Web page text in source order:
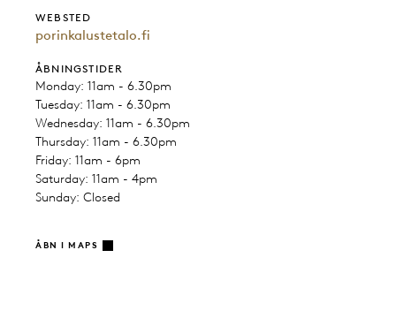
WEBSTED
porinkalustetalo.fi
ÅBNINGSTIDER
Monday: 11am - 6.30pm
Tuesday: 11am - 6.30pm
Wednesday: 11am - 6.30pm
Thursday: 11am - 6.30pm
Friday: 11am - 6pm
Saturday: 11am - 4pm
Sunday: Closed
ÅBN I MAPS